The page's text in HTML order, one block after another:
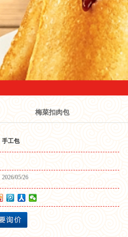
梅菜扣肉包
手工包
2026/05/26